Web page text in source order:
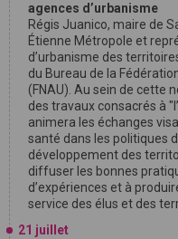
agences d’urbanisme
Régis Juanico, maire de
Étienne Métropole et
d’urbanisme des
du Bureau de la
(FNAU). Au sein de cette
des travaux consacrés à
animera les échanges
santé dans les politiques
développement des
diffuser les bonnes
d’expériences et à
service des élus et des
21 juillet